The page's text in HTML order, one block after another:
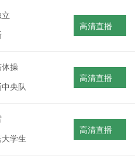
高清直播
操
央队
高清直播
学生
高清直播